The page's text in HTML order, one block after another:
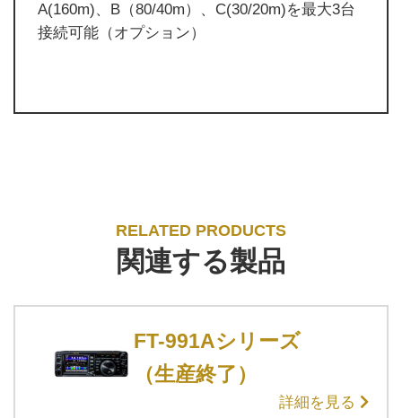
A(160m)、B（80/40m）、C(30/20m)を最大3台
接続可能（オプション）
RELATED PRODUCTS
関連する製品
FT-991Aシリーズ
（生産終了）
詳細を見る